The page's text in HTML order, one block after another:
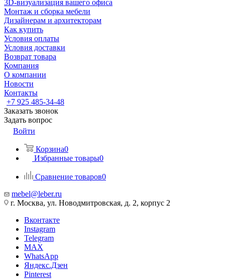
3D-визуализация вашего офиса
Монтаж и сборка мебели
Дизайнерам и архитекторам
Как купить
Условия оплаты
Условия доставки
Возврат товара
Компания
О компании
Новости
Контакты
+7 925 485-34-48
Заказать звонок
Задать вопрос
Войти
Корзина0
Избранные товары0
Сравнение товаров0
mebel@leber.ru
г. Москва, ул. Новодмитровская, д. 2, корпус 2
Вконтакте
Instagram
Telegram
MAX
WhatsApp
Яндекс.Дзен
Pinterest